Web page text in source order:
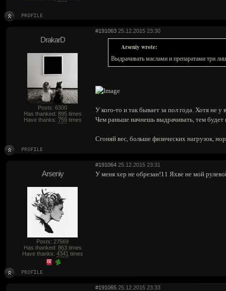
#191063 25.12.2015 23:30
DrakarD
Posts: 6300
Has thanked: 895times
Have thanks: 759times
Arseniy wrote:
Выдрачивать маслами и препаратами три
У кого-то и так бывает за пол года. Хотя не у
Чем раньше начнешь выдрачивать, тем
Сгоняй вес, больше физических нагрузок,
#191064 25.12.2015 23:31
Arseniy
Posts: 27569
Has thanked: 863times
Have thanks: 4341 times
У меня хер не обрезан!11 Яхве не мой
#191065 25.12.2015 23:33